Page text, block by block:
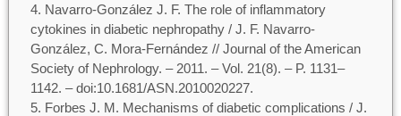
Navarro-González J. F. The role of inflammatory
cytokines in diabetic nephropathy / J. F. Navarro-
González, C. Mora-Fernández // Journal of the American
Society of Nephrology. – 2011. – Vol. 21(8). – P. 1131–
1142. – doi:10.1681/ASN.2010020227.
Forbes J. M. Mechanisms of diabetic complications / J.